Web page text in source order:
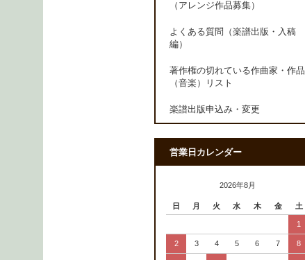
（アレンジ作品募集）
よくある質問（楽譜出版・入稿
編）
著作権の切れている作曲家・作品
（音楽）リスト
楽譜出版申込み・変更
営業日カレンダー
2026年8月
日 月 火 水 木 金 土
1
2 3 4 5 6 7 8